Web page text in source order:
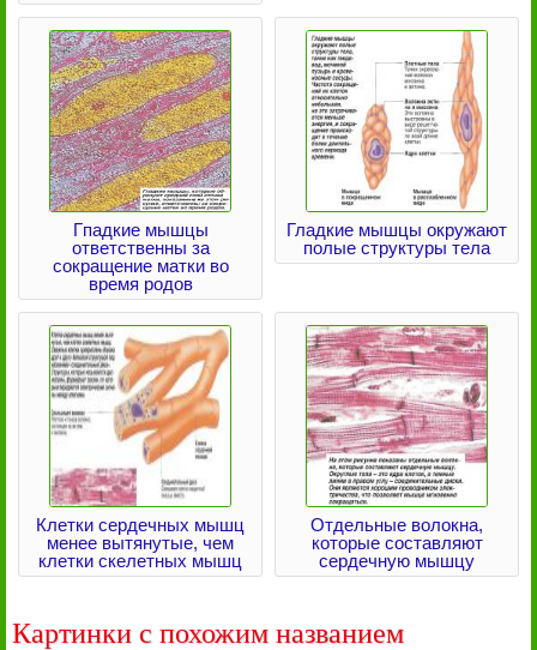
Гпадкие мышцы
ответственны за
сокращение матки во
время родов
Гладкие мышцы окружают
полые структуры тела
Клетки сердечных мышц
менее вытянутые, чем
клетки скелетных мышц
Отдельные волокна,
которые составляют
сердечную мышцу
Картинки с похожим названием